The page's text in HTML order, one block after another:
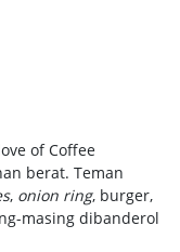
of Coffee
berat. Teman
, onion ring, burger,
masing dibanderol